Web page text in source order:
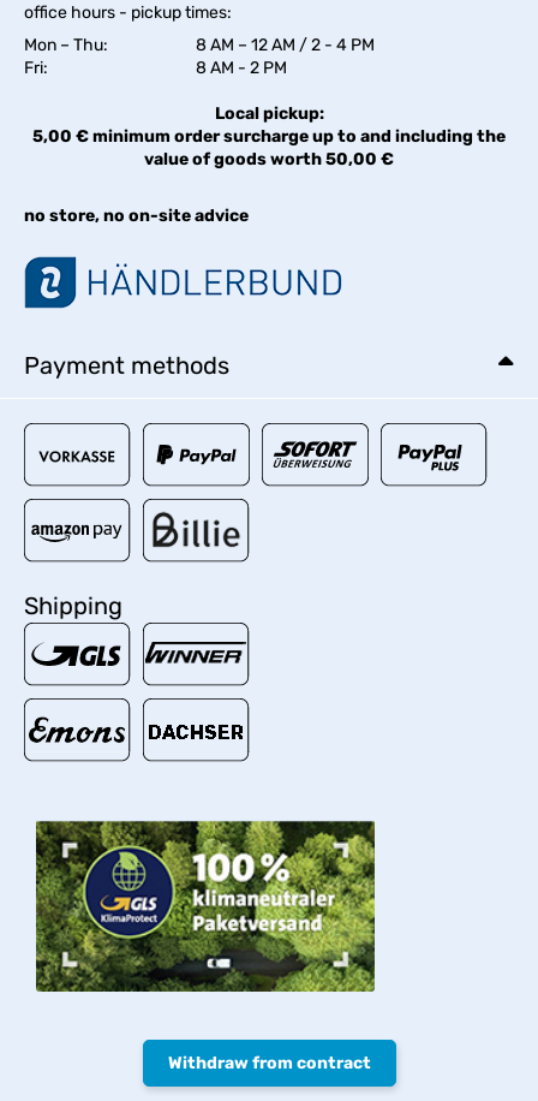
office hours - pickup times:
Mon – Thu:
8 AM – 12 AM / 2 - 4 PM
Fri:
8 AM - 2 PM
Local pickup:
5,00 € minimum order surcharge up to and including the
value of goods worth 50,00 €
no store, no on-site advice
Payment methods
Shipping
Withdraw from contract